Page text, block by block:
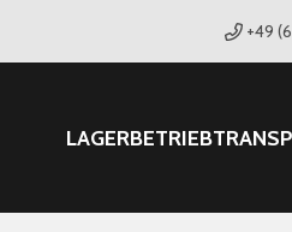
+49
LAGERBETRIEB